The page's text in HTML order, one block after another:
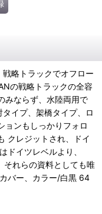
略トラックでオフロー
の戦略トラックの全容
みならず、水陸両用で
イプ、架橋タイプ、ロ
ョンもしっかりフォロ
クレジットされ、ドイ
ドイツレベルより、
れらの資料としても唯
バー、カラー/白黒 64